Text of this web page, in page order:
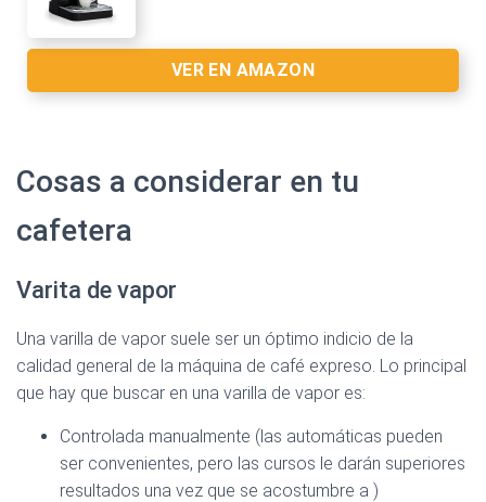
VER EN AMAZON
Ver en Amazon >
Cosas a considerar en tu
cafetera
Varita de vapor
Una varilla de vapor suele ser un óptimo indicio de la
calidad general de la máquina de café expreso. Lo principal
que hay que buscar en una varilla de vapor es:
Controlada manualmente (las automáticas pueden
ser convenientes, pero las cursos le darán superiores
resultados una vez que se acostumbre a )